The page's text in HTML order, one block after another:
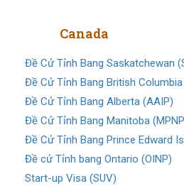
Canada
Đề Cử Tỉnh Bang Saskatchewan
Đề Cử Tỉnh Bang British Columbia
Đề Cử Tỉnh Bang Alberta (AAIP)
Đề Cử Tỉnh Bang Manitoba
Đề Cử Tỉnh Bang Prince Edward
Đề cử Tỉnh bang Ontario (OINP)
Start-up Visa (SUV)